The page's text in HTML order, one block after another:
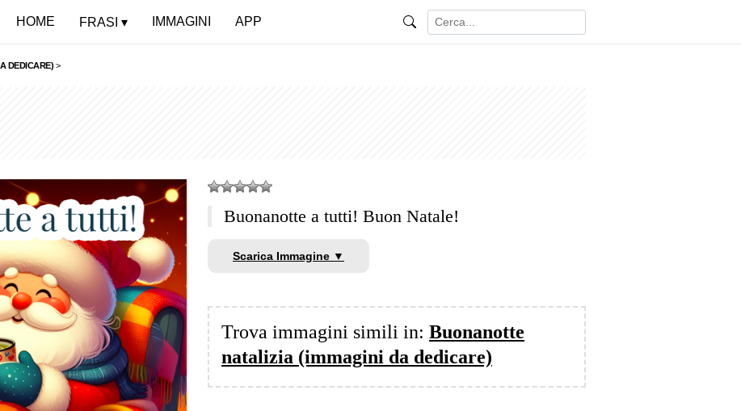
HOME FRASI IMMAGINI APP
DEDICARE) >
Buonanotte a tutti! Buon Natale!
Scarica Immagine ▼
Trova immagini simili in: Buonanotte
natalizia (immagini da dedicare)